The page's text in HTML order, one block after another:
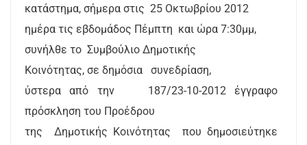
κατάστημα, σήμερα στις 25 Οκτωβρίου 2012
ημέρα τις εβδομάδος Πέμπτη και ώρα 7:30μμ,
συνήλθε το Συμβούλιο Δημοτικής
Κοινότητας, σε δημόσια
συνεδρίαση,
ύστερα από την
187/23-10-2012 έγγραφο
πρόσκληση του Προέδρου
της
Δημοτικής Κοινότητας
που δημοσιεύτηκε